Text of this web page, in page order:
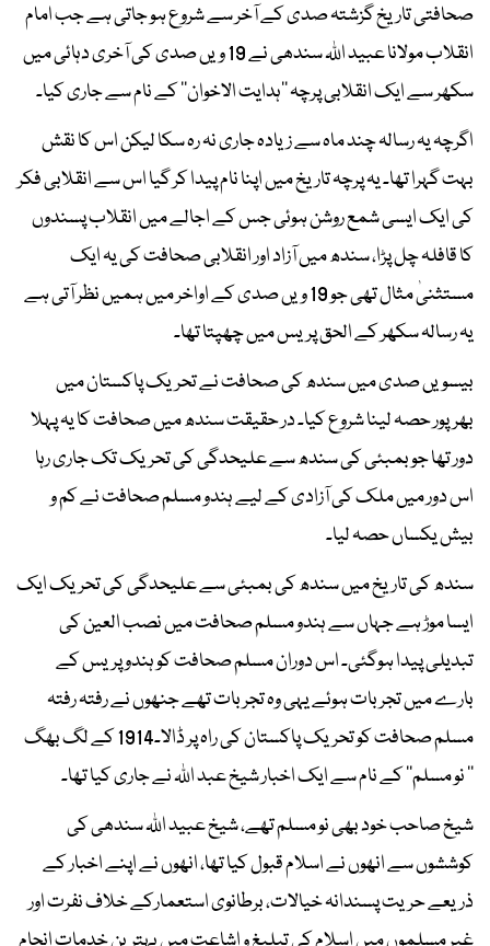
صحافتی تاریخ گزشتہ صدی کے آخر سے شروع ہو جاتی ہے جب امام
انقلاب مولانا عبید اللہ سندھی نے 19 ویں صدی کی آخری دہائی میں
سکھر سے ایک انقلابی پرچہ ’’ہدایت الاخوان‘‘ کے نام سے جاری کیا۔
اگرچہ یہ رسالہ چند ماہ سے زیادہ جاری نہ رہ سکا لیکن اس کا نقش
بہت گہرا تھا۔ یہ پرچہ تاریخ میں اپنا نام پیدا کر گیا اس سے انقلابی فکر
کی ایک ایسی شمع روشن ہوئی جس کے اجالے میں انقلاب پسندوں
کا قافلہ چل پڑا، سندھ میں آزاد اور انقلابی صحافت کی یہ ایک
مستثنیٰ مثال تھی جو 19 ویں صدی کے اواخر میں ہمیں نظر آتی ہے
یہ رسالہ سکھر کے الحق پریس میں چھپتا تھا۔
بیسویں صدی میں سندھ کی صحافت نے تحریک پاکستان میں
بھرپور حصہ لینا شروع کیا۔ در حقیقت سندھ میں صحافت کا یہ پہلا
دور تھا جو بمبئی کی سندھ سے علیحدگی کی تحریک تک جاری رہا
اس دور میں ملک کی آزادی کے لیے ہندو مسلم صحافت نے کم و
بیش یکساں حصہ لیا۔
سندھ کی تاریخ میں سندھ کی بمبئی سے علیحدگی کی تحریک ایک
ایسا موڑ ہے جہاں سے ہندو مسلم صحافت میں نصب العین کی
تبدیلی پیدا ہوگئی۔ اس دوران مسلم صحافت کو ہندو پریس کے
بارے میں تجربات ہوئے یہی وہ تجربات تھے جنھوں نے رفتہ رفتہ
مسلم صحافت کو تحریک پاکستان کی راہ پر ڈالا۔1914 کے لگ بھگ
’’ نو مسلم‘‘ کے نام سے ایک اخبار شیخ عبد اللہ نے جاری کیا تھا۔
شیخ صاحب خود بھی نو مسلم تھے، شیخ عبید اللہ سندھی کی
کوششوں سے انھوں نے اسلام قبول کیا تھا، انھوں نے اپنے اخبار کے
ذریعے حریت پسندانہ خیالات، برطانوی استعمارکے خلاف نفرت اور